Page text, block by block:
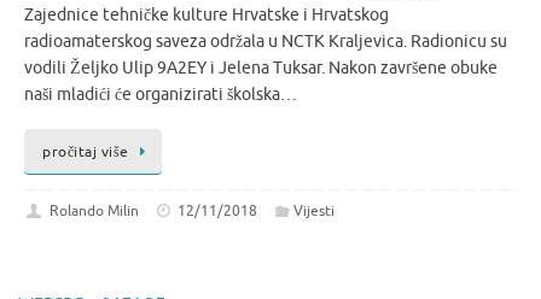
Zajednice tehničke kulture Hrvatske i Hrvatskog
radioamaterskog saveza održala u NCTK Kraljevica. Radionicu su
vodili Željko Ulip 9A2EY i Jelena Tuksar. Nakon završene obuke
naši mladići će organizirati školska…
pročitaj više
Rolando Milin 12/11/2018 Vijesti